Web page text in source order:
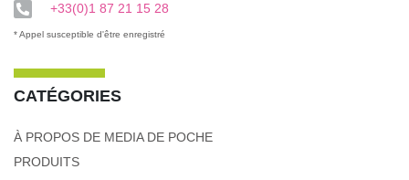
+33(0)1 87 21 15 28
* Appel susceptible d'être enregistré
CATÉGORIES
À PROPOS DE MEDIA DE POCHE
PRODUITS